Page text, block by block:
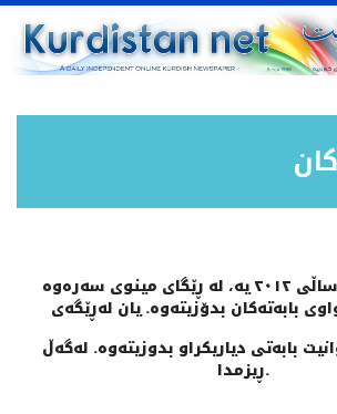
ئێرە ئارشیفی ساڵی ٢٠١٢ یە، لە ڕێگای مینوی سەرەوە
بابەتی دیاریکراو بدوزیتەوە. لەگەڵ
ڕیزمدا.